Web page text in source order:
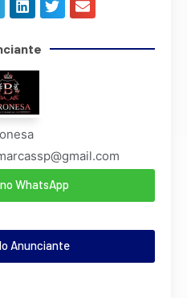
WhatsApp
Anunciante